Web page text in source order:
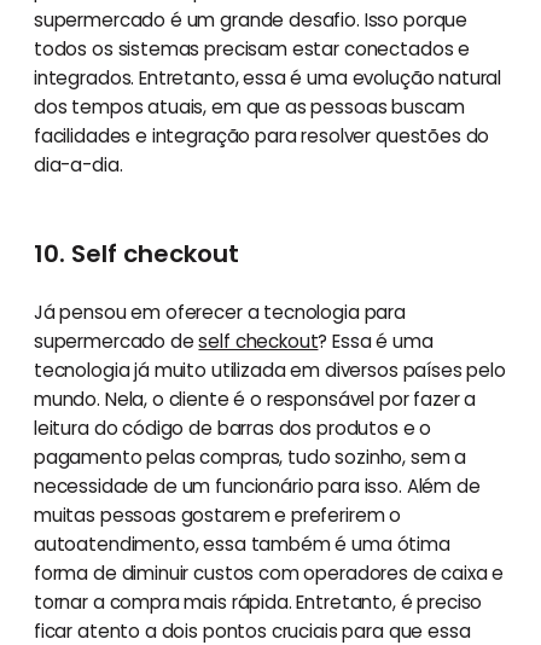
supermercado é um grande desafio. Isso porque
todos os sistemas precisam estar conectados e
integrados. Entretanto, essa é uma evolução natural
dos tempos atuais, em que as pessoas buscam
facilidades e integração para resolver questões do
dia-a-dia.
10. Self checkout
Já pensou em oferecer a tecnologia para
supermercado deself checkout? Essa é uma
tecnologia já muito utilizada em diversos países pelo
mundo. Nela, o cliente é o responsável por fazer a
leitura do código de barras dos produtos e o
pagamento pelas compras, tudo sozinho, sem a
necessidade de um funcionário para isso. Além de
muitas pessoas gostarem e preferirem o
autoatendimento, essa também é uma ótima
forma de diminuir custos com operadores de caixa e
tornar a compra mais rápida. Entretanto, é preciso
ficar atento a dois pontos cruciais para que essa